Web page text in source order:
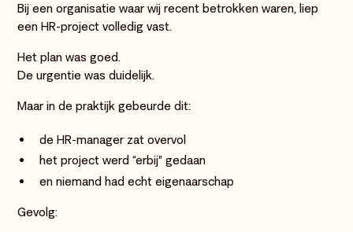
Bij een organisatie waar wij recent betrokken waren, liep
een HR-project volledig vast.
Het plan was goed.
De urgentie was duidelijk.
Maar in de praktijk gebeurde dit:
de HR-manager zat overvol
het project werd “erbij” gedaan
en niemand had echt eigenaarschap
Gevolg: